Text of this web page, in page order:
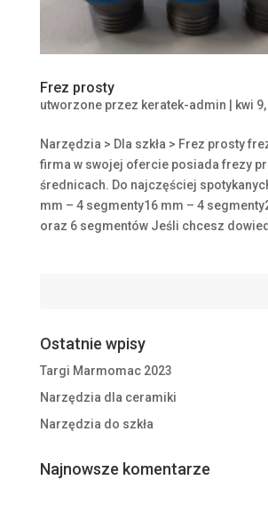
Frez prosty
utworzone przez keratek-admin | kwi
Narzędzia > Dla szkła > Frez prosty
firma w swojej ofercie posiada frezy
średnicach. Do najczęściej
mm – 4 segmenty16 mm – 4
oraz 6 segmentów Jeśli chcesz
Ostatnie wpisy
Targi Marmomac 2023
Narzędzia dla ceramiki
Narzędzia do szkła
Najnowsze komentarze